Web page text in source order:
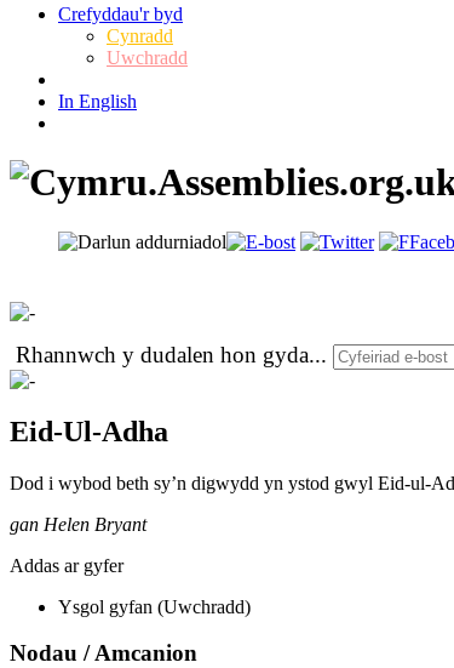
Crefyddau'r byd
Cynradd
Uwchradd
In English
Rhannwch y dudalen hon gyda...
Eid-Ul-Adha
Dod i wybod beth sy’n digwydd yn ystod gwyl Eid-ul-
gan Helen Bryant
Addas ar gyfer
Ysgol gyfan (Uwchradd)
Nodau / Amcanion